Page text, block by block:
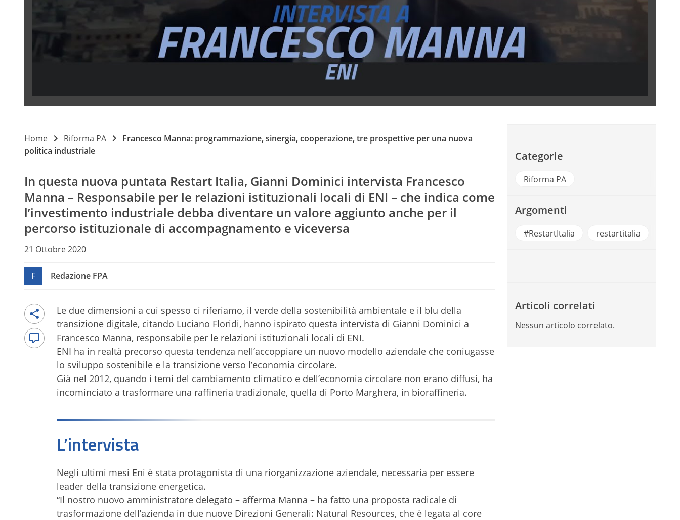
Home Riforma PA
Francesco Manna: programmazione, sinergia, cooperazione, tre prospettive per una nuova
politica industriale
In questa nuova puntata Restart Italia, Gianni Dominici intervista Francesco
Manna – Responsabile per le relazioni istituzionali locali di ENI – che indica come
l’investimento industriale debba diventare un valore aggiunto anche per il
percorso istituzionale di accompagnamento e viceversa
21 Ottobre 2020
F Redazione FPA
Le due dimensioni a cui spesso ci riferiamo, il verde della sostenibilità ambientale e il blu della
transizione digitale, citando Luciano Floridi, hanno ispirato questa intervista di Gianni Dominici a
Francesco Manna, responsabile per le relazioni istituzionali locali di ENI.
ENI ha in realtà precorso questa tendenza nell’accoppiare un nuovo modello aziendale che coniugasse
lo sviluppo sostenibile e la transizione verso l’economia circolare.
Già nel 2012, quando i temi del cambiamento climatico e dell’economia circolare non erano diffusi, ha
incominciato a trasformare una raffineria tradizionale, quella di Porto Marghera, in bioraffineria.
L’intervista
Negli ultimi mesi Eni è stata protagonista di una riorganizzazione aziendale, necessaria per essere
leader della transizione energetica.
“Il nostro nuovo amministratore delegato – afferma Manna – ha fatto una proposta radicale di
trasformazione dell’azienda in due nuove Direzioni Generali: Natural Resources, che è legata al core
Categorie
Riforma PA
Argomenti
#RestartItalia restartitalia
Articoli correlati
Nessun articolo correlato.